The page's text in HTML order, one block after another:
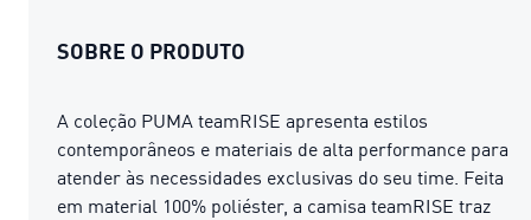
SOBRE O PRODUTO
A coleção PUMA teamRISE apresenta estilos
contemporâneos e materiais de alta performance para
atender às necessidades exclusivas do seu time. Feita
em material 100% poliéster, a camisa teamRISE traz